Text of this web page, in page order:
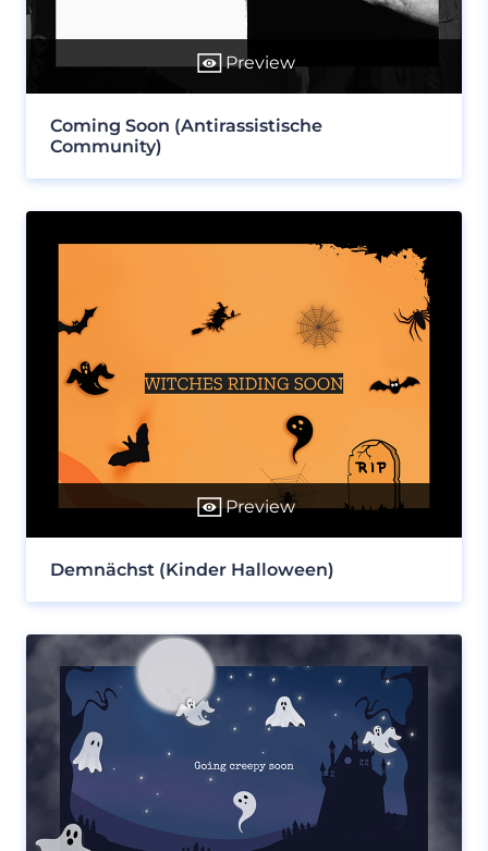
Preview
Coming Soon (Antirassistische
Community)
Preview
Demnächst (Kinder Halloween)